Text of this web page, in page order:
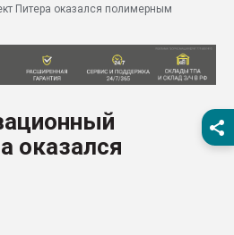
Подмосковье, Москва
28.07.2026
пластмасс
28.07.2026
Питера оказался полимерным
оказался